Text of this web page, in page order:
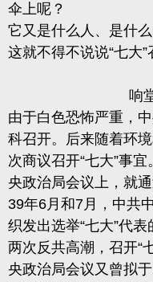
伞上呢？
它又是什么人、是什
这就不得不说说“七大”
响
由于白色恐怖严重，
科召开。后来随着环
次商议召开“七大”事
央政治局会议上，就
39年6月和7月，中共
织发出选举“七大”代
两次反共高潮，召开“
央政治局会议又曾拟